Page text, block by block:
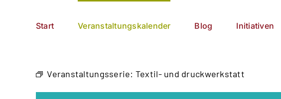
Start Veranstaltungskalender Blog Initiativen
Veranstaltungsserie: Textil- und druckwerkstatt